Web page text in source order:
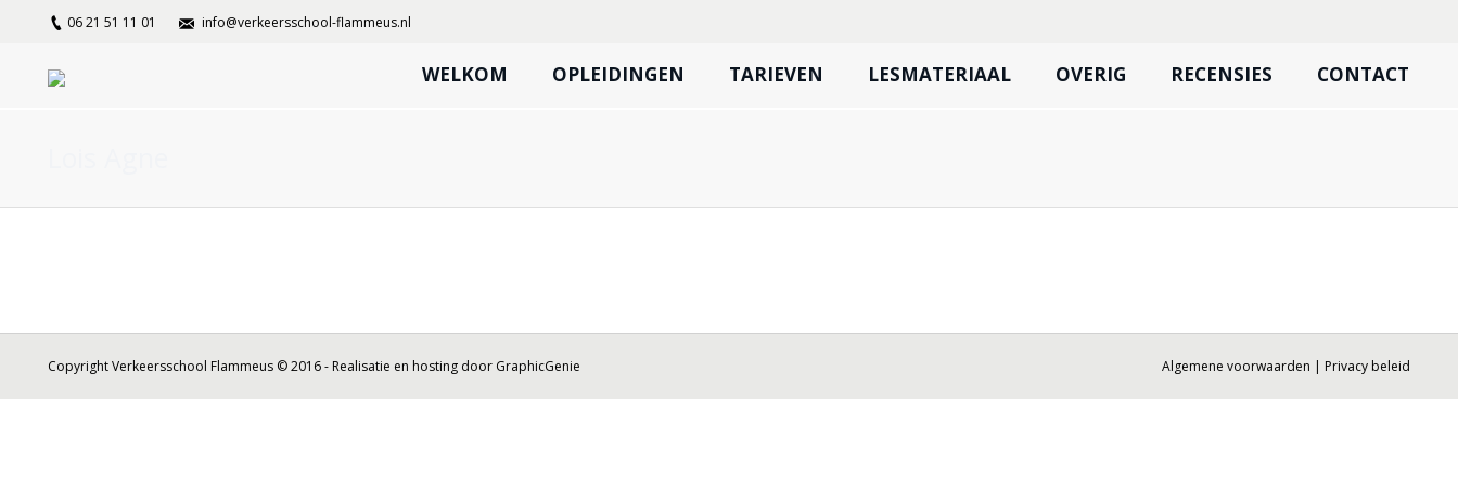
06 21 51 11 01 info@verkeersschool-flammeus.nl
WELKOM OPLEIDINGEN TARIEVEN LESMATERIAAL OVERIG RECENSIES CONTACT
Copyright Verkeersschool Flammeus © 2016 - Realisatie en hosting door GraphicGenie Algemene voorwaarden | Privacy beleid